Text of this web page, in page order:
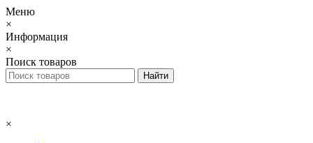
Меню
×
Информация
×
Поиск товаров
×